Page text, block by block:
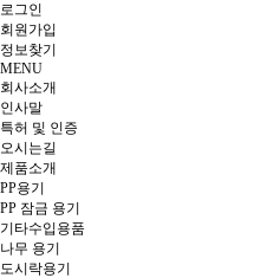
로그인
회원 가입
정보찾기
MENU
회사소개
인사말
특허 및 인증
오시는길
제품소개
PP용기
PP 잠금 용기
기타수입용품
나무 용기
도시락용기